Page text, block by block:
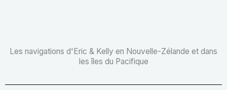
Les navigations d'Eric & Kelly en Nouvelle-Zélande et dans
les îles du Pacifique